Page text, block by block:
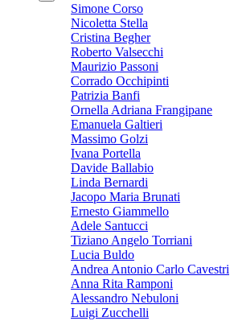
Simone Corso
Nicoletta Stella
Cristina Begher
Roberto Valsecchi
Maurizio Passoni
Corrado Occhipinti
Patrizia Banfi
Ornella Adriana Frangipane
Emanuela Galtieri
Massimo Golzi
Ivana Portella
Davide Ballabio
Linda Bernardi
Jacopo Maria Brunati
Ernesto Giammello
Adele Santucci
Tiziano Angelo Torriani
Lucia Buldo
Andrea Antonio Carlo Cavestri
Anna Rita Ramponi
Alessandro Nebuloni
Luigi Zucchelli